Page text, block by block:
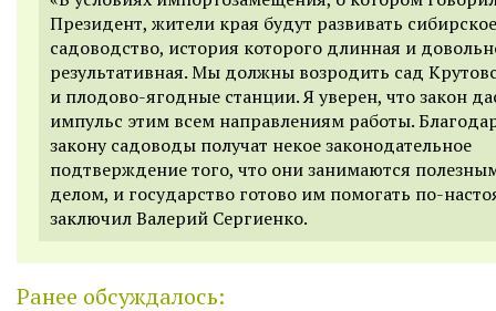
Президент, жители края будут развивать сибирское
садоводство, история которого длинная и
результативная. Мы должны возродить сад
и плодово-ягодные станции. Я уверен, что закон
импульс этим всем направлениям работы.
закону садоводы получат некое законодательное
подтверждение того, что они занимаются
делом, и государство готово им помогать по-
заключил Валерий Сергиенко.
Ранее обсуждалось: